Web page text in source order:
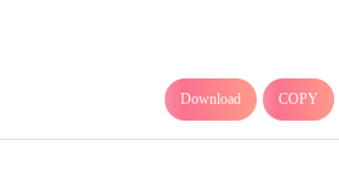
Download COPY